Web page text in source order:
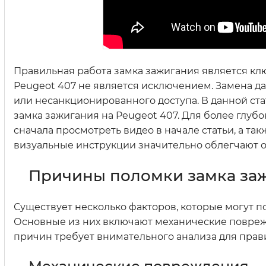
Правильная работа замка зажигания является
Peugeot 407 не является исключением. Замена
или несанкционированного доступа. В данной
замка зажигания на Peugeot 407. Для более
сначала просмотреть видео в начале статьи, а
визуальные инструкции значительно облегчают
Причины поломки замка
Существует несколько факторов, которые могут
Основные из них включают механические
причин требует внимательного анализа для